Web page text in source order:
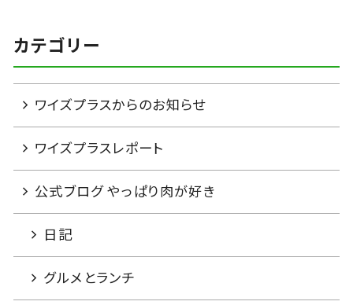
カテゴリー
ワイズプラスからのお知らせ
ワイズプラスレポート
公式ブログ やっぱり肉が好き
日記
グルメとランチ